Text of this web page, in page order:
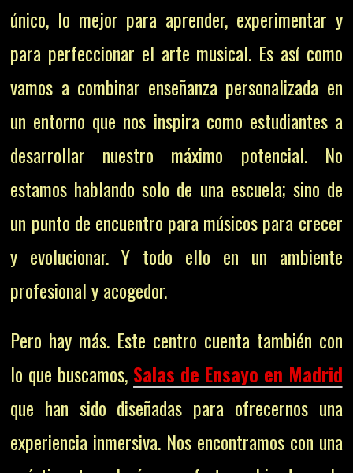
único, lo mejor para aprender, experimentar y
para perfeccionar el arte musical. Es así como
vamos a combinar enseñanza personalizada en
un entorno que nos inspira como estudiantes a
desarrollar nuestro máximo potencial. No
estamos hablando solo de una escuela; sino de
un punto de encuentro para músicos para crecer
y evolucionar. Y todo ello en un ambiente
profesional y acogedor.
Pero hay más. Este centro cuenta también con
lo que buscamos, Salas de Ensayo en Madrid
que han sido diseñadas para ofrecernos una
experiencia inmersiva. Nos encontramos con una